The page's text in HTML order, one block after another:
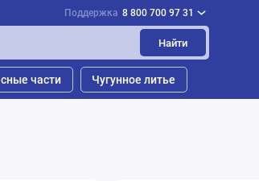
Поддержка 8 800 700 97 31
Найти
части Чугунное литье